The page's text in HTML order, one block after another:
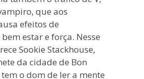
que aos
efeitos de
estar e força. Nesse
Sookie Stackhouse,
da cidade de Bon
o dom de ler a mente